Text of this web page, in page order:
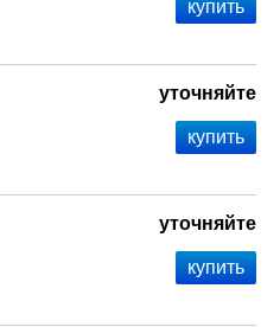
уточняйте
уточняйте